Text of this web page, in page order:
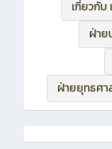
เกี่ยวกั
ฝ่า
ฝ่ายยุทธศา